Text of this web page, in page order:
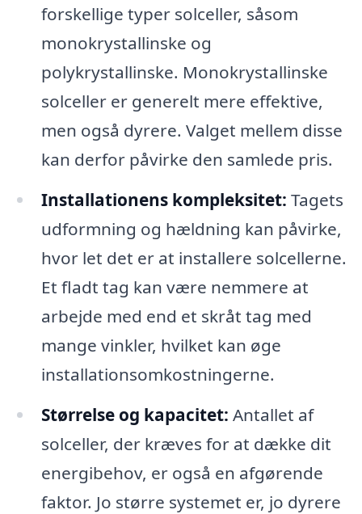
forskellige typer solceller, såsom
monokrystallinske og
polykrystallinske. Monokrystallinske
solceller er generelt mere effektive,
men også dyrere. Valget mellem disse
kan derfor påvirke den samlede pris.
Installationens kompleksitet: Tagets
udformning og hældning kan påvirke,
hvor let det er at installere solcellerne.
Et fladt tag kan være nemmere at
arbejde med end et skråt tag med
mange vinkler, hvilket kan øge
installationsomkostningerne.
Størrelse og kapacitet: Antallet af
solceller, der kræves for at dække dit
energibehov, er også en afgørende
faktor. Jo større systemet er, jo dyrere